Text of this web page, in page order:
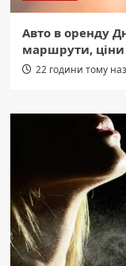
Авто в оренду
маршрути,
22 години тому